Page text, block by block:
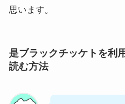
思います。
是ブラックチッケトを利
読む方法